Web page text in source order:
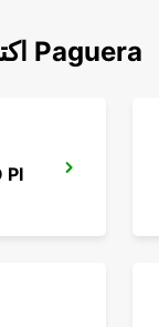
اكتشف محطاتنا الشهيرة حول Paguera
PI